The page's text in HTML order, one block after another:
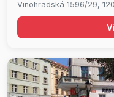
protože naší největší
hostů. Přijďte k nám a
budete cítit jako doma.
Vinohradská 1596/29,